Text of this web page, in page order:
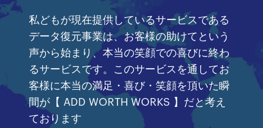
私どもが現在提供しているサービスである
データ復元事業は、お客様の助けてという
声から始まり、本当の笑顔での喜びに終わ
るサービスです。このサービスを通してお
客様に本当の満足・喜び・笑顔を頂いた瞬
間が【 ADD WORTH WORKS 】だと考え
ております